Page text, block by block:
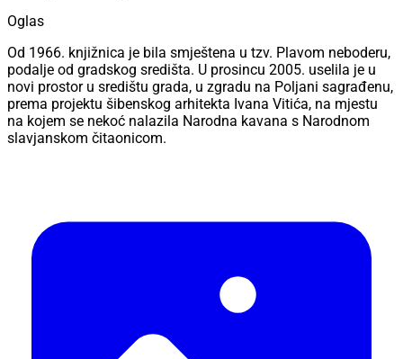
Oglas
Od 1966. knjižnica je bila smještena u tzv. Plavom neboderu,
podalje od gradskog središta. U prosincu 2005. uselila je u
novi prostor u središtu grada, u zgradu na Poljani sagrađenu,
prema projektu šibenskog arhitekta Ivana Vitića, na mjestu
na kojem se nekoć nalazila Narodna kavana s Narodnom
slavjanskom čitaonicom.